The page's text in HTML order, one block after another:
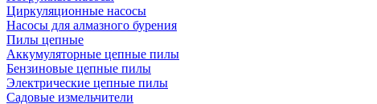
Циркуляционные насосы
Насосы для алмазного бурения
Пилы цепные
Аккумуляторные цепные пилы
Бензиновые цепные пилы
Электрические цепные пилы
Садовые измельчители